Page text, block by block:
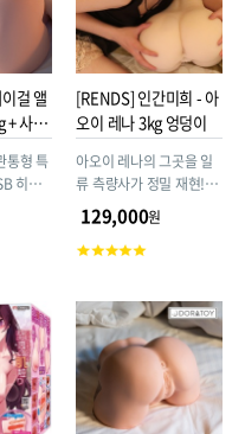
걸 앨
+ 사은
통형 특
히팅
오니,
마세
틱,
[RENDS] 인간미희 - 아
오이 레나 3kg 엉덩이
아오이 레나의 그곳을 일
류 측량사가 정밀 재현! 탁
월한 기술력의 성인용품
메이커 렌즈(RENDS)에
서 제작~
129,000원
고
점